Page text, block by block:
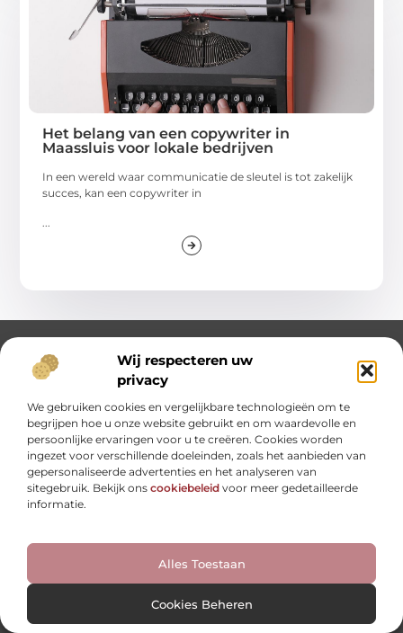
Wij respecteren uw
privacy
We gebruiken cookies en vergelijkbare technologieën om te
begrijpen hoe u onze website gebruikt en om waardevolle en
persoonlijke ervaringen voor u te creëren. Cookies worden
ingezet voor verschillende doeleinden, zoals het aanbieden van
gepersonaliseerde advertenties en het analyseren van
sitegebruik. Bekijk ons cookiebeleid voor meer gedetailleerde
informatie.
Alles Toestaan
Cookies Beheren
Het belang van een copywriter in
Maassluis voor lokale bedrijven
In een wereld waar communicatie de sleutel is tot zakelijk
succes, kan een copywriter in
Van Dagelijkse Verhalen tot Diepe Inzichten.
Ontdek een wereld vol diverse blogs en artikelen die je
dagelijks inspireren en nieuwe perspectieven bieden.